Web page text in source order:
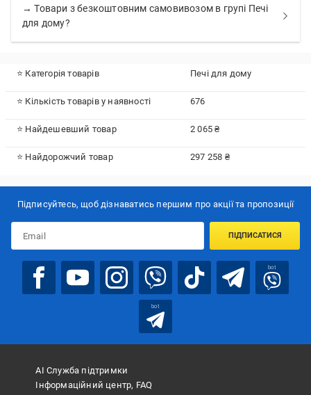
→ Товари з безкоштовним самовивозом в групі Печі
для дому?
⭐ Категорія товарів Печі для дому
⭐ Кількість товарів у наявності 676
⭐ Найдешевший товар 2 065 ₴
⭐ Найдорожчий товар 297 258 ₴
Підписуйтесь, щоб дізнаватись першим про акції та пропозиції
ПІДПИСАТИСЯ
bot
bot
АІ Служба підтримки
Інформаційний центр, FAQ